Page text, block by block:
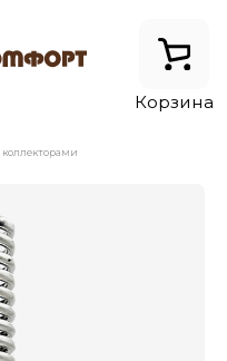
Корзина